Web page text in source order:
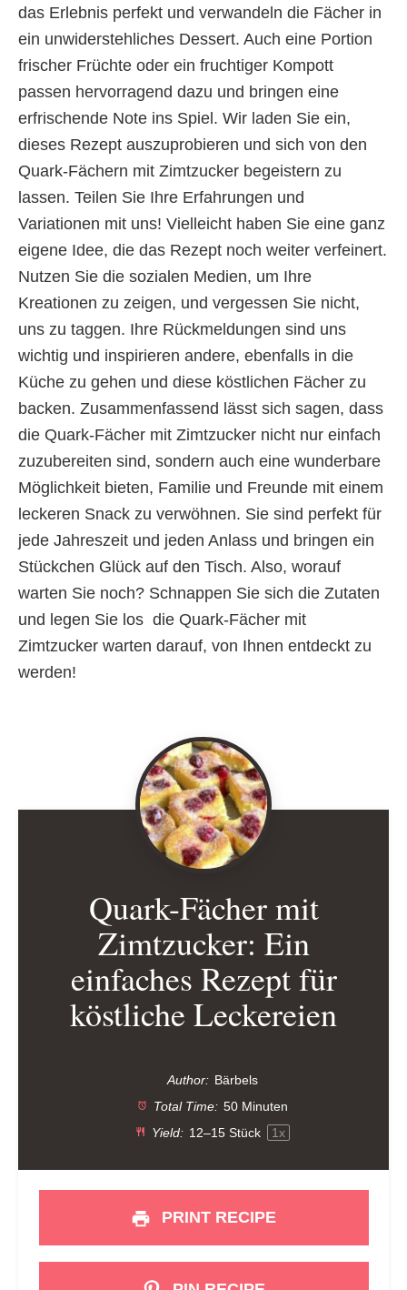
das Erlebnis perfekt und verwandeln die Fächer in
ein unwiderstehliches Dessert. Auch eine Portion
frischer Früchte oder ein fruchtiger Kompott
passen hervorragend dazu und bringen eine
erfrischende Note ins Spiel. Wir laden Sie ein,
dieses Rezept auszuprobieren und sich von den
Quark-Fächern mit Zimtzucker begeistern zu
lassen. Teilen Sie Ihre Erfahrungen und
Variationen mit uns! Vielleicht haben Sie eine ganz
eigene Idee, die das Rezept noch weiter verfeinert.
Nutzen Sie die sozialen Medien, um Ihre
Kreationen zu zeigen, und vergessen Sie nicht,
uns zu taggen. Ihre Rückmeldungen sind uns
wichtig und inspirieren andere, ebenfalls in die
Küche zu gehen und diese köstlichen Fächer zu
backen. Zusammenfassend lässt sich sagen, dass
die Quark-Fächer mit Zimtzucker nicht nur einfach
zuzubereiten sind, sondern auch eine wunderbare
Möglichkeit bieten, Familie und Freunde mit einem
leckeren Snack zu verwöhnen. Sie sind perfekt für
jede Jahreszeit und jeden Anlass und bringen ein
Stückchen Glück auf den Tisch. Also, worauf
warten Sie noch? Schnappen Sie sich die Zutaten
und legen Sie los  die Quark-Fächer mit
Zimtzucker warten darauf, von Ihnen entdeckt zu
werden!
Quark-Fächer mit
Zimtzucker: Ein
einfaches Rezept für
köstliche Leckereien
Author: Bärbels
Total Time: 50 Minuten
Yield: 12–15Stück 1x
PRINT RECIPE